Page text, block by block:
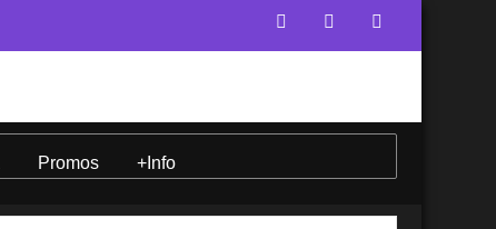
Promos +Info